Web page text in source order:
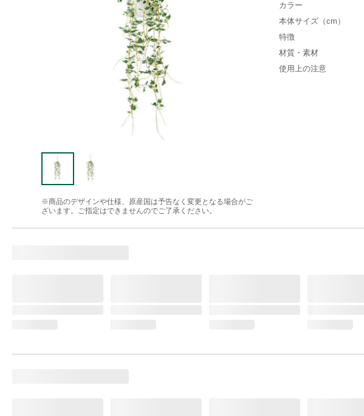
※商品のデザインや仕様、原産国は予告なく変更となる場合がご
ざいます。ご指定はできませんのでご了承ください。
カラー
本体サイズ（cm）
特徴
材質・素材
使用上の注意